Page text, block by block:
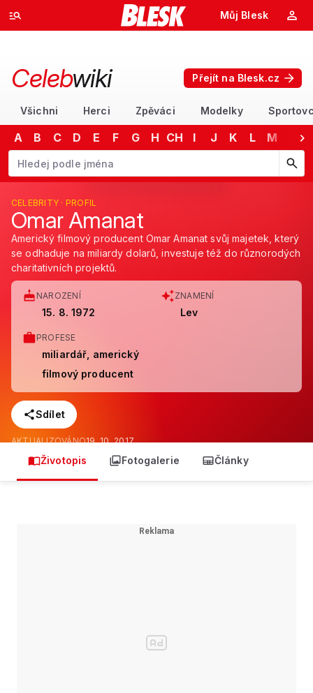
Můj Blesk
Celebwiki Přejít na Blesk.cz
Všichni Herci Zpěváci Modelky
A B C D E F G H CH I J K L M
Začněte psát jméno. Šipkami dolů a nahoru procházejte návrhy,
CELEBRITY · PROFIL
Omar Amanat
Americký filmový producent Omar Amanat svůj majetek, který
se odhaduje na miliardy dolarů, investuje též do různorodých
charitativních projektů.
NAROZENÍ
15. 8. 1972
ZNAMENÍ
Lev
PROFESE
miliardář, americký
filmový producent
Sdílet
AKTUALIZOVÁNO19. 10. 2017
Životopis Fotogalerie Články